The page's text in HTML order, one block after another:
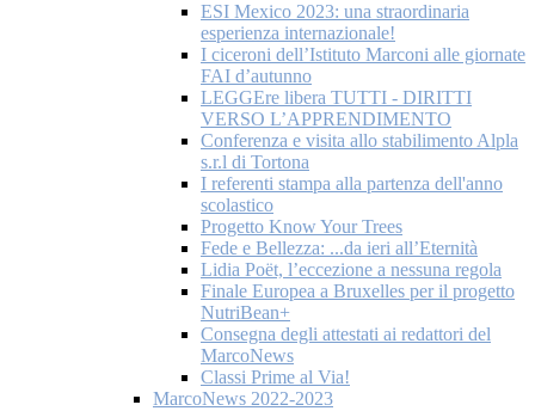
ESI Mexico 2023: una straordinaria
esperienza internazionale!
I ciceroni dell’Istituto Marconi alle giornate
FAI d’autunno
LEGGEre libera TUTTI - DIRITTI
VERSO L’APPRENDIMENTO
Conferenza e visita allo stabilimento Alpla
s.r.l di Tortona
I referenti stampa alla partenza dell'anno
scolastico
Progetto Know Your Trees
Fede e Bellezza: ...da ieri all’Eternità
Lidia Poët, l’eccezione a nessuna regola
Finale Europea a Bruxelles per il progetto
NutriBean+
Consegna degli attestati ai redattori del
MarcoNews
Classi Prime al Via!
MarcoNews 2022-2023